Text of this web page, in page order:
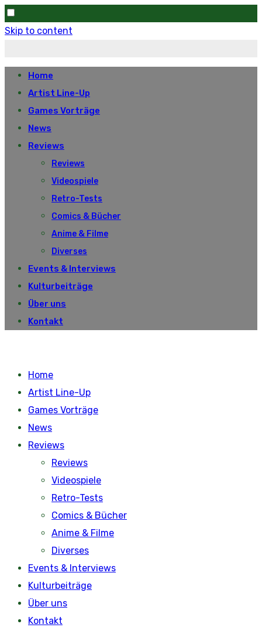
Skip to content
Home
Artist Line-Up
Games Vorträge
News
Reviews
Reviews
Videospiele
Retro-Tests
Comics & Bücher
Anime & Filme
Diverses
Events & Interviews
Kulturbeiträge
Über uns
Kontakt
Home
Artist Line-Up
Games Vorträge
News
Reviews
Reviews
Videospiele
Retro-Tests
Comics & Bücher
Anime & Filme
Diverses
Events & Interviews
Kulturbeiträge
Über uns
Kontakt